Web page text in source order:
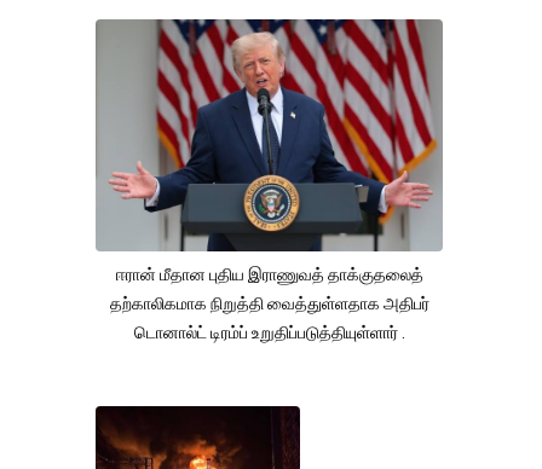
ஈரான் மீதான புதிய இராணுவத் தாக்குதலைத்
தற்காலிகமாக நிறுத்தி வைத்துள்ளதாக அதிபர்
டொனால்ட் டிரம்ப் உறுதிப்படுத்தியுள்ளார் .